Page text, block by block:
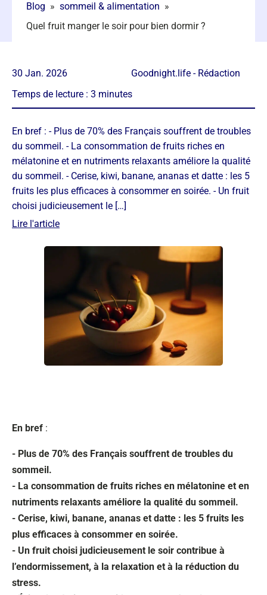
Blog » sommeil & alimentation »
Quel fruit manger le soir pour bien dormir ?
30 Jan. 2026
Goodnight.life - Rédaction
Temps de lecture : 3 minutes
En bref : - Plus de 70% des Français souffrent de troubles
du sommeil. - La consommation de fruits riches en
mélatonine et en nutriments relaxants améliore la qualité
du sommeil. - Cerise, kiwi, banane, ananas et datte : les 5
fruits les plus efficaces à consommer en soirée. - Un fruit
choisi judicieusement le […]
Lire l'article
En bref :
- Plus de 70% des Français souffrent de troubles du
sommeil.
- La consommation de fruits riches en mélatonine et en
nutriments relaxants améliore la qualité du sommeil.
- Cerise, kiwi, banane, ananas et datte : les 5 fruits les
plus efficaces à consommer en soirée.
- Un fruit choisi judicieusement le soir contribue à
l’endormissement, à la relaxation et à la réduction du
stress.